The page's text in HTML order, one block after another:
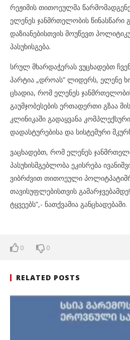
რეჟიმის თითოეულმა
ელენეს ჯანმრთელობის წინასწარი
დაზიანებისთვის მოუწევთ
პასუხისგება.
სრულ მხარდაჭერას ვუცხადებთ
პარტია „დროას” ლიდერს, ელენე
ცხადია, რომ ელენეს
გაუმჯობესების ერთადერთი გზაა
კლინიკაში გადაყვანა
დადასტურებისა და სისტემური
ვაცხადებთ, რომ ელენეს
პასუხისმგებლობა ეკისრება
ვიბრძვით თითოეული
თავისუფლებისთვის
ტყვეებს”,- ნათქვამია განცხადებაში.
0 0
RELATED POSTS